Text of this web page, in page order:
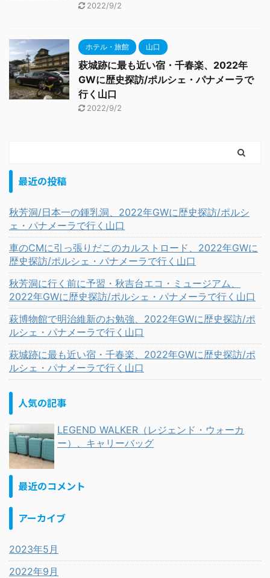
2022/9/2
ホテル・旅館 山口
萩城跡に最も近い宿・千春楽、2022年
GWに歴史探訪/ポルシェ・パナメーラで
行く山口
2022/9/2
最近の投稿
秋芳洞/日本一の鍾乳洞、2022年GWに歴史探訪/ポルシ
ェ・パナメーラで行く山口
車のCMに引っ張りだこのカルストロード、2022年GWに
歴史探訪/ポルシェ・パナメーラで行く山口
秋芳洞に行く前に予習・秋吉台エコ・ミュージアム、
2022年GWに歴史探訪/ポルシェ・パナメーラで行く山口
萩博物館で明治維新のお勉強、2022年GWに歴史探訪/ポ
ルシェ・パナメーラで行く山口
萩城跡に最も近い宿・千春楽、2022年GWに歴史探訪/ポ
ルシェ・パナメーラで行く山口
人気の記事
LEGEND WALKER（レジェンド・ウォーカ
ー）、キャリーバッグ
最近のコメント
アーカイブ
2023年5月
2022年9月